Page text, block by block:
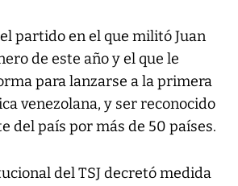
partido en el que militó Juan
de este año y el que le
para lanzarse a la primera
venezolana, y ser reconocido
del país por más de 50 países.
del TSJ decretó medida